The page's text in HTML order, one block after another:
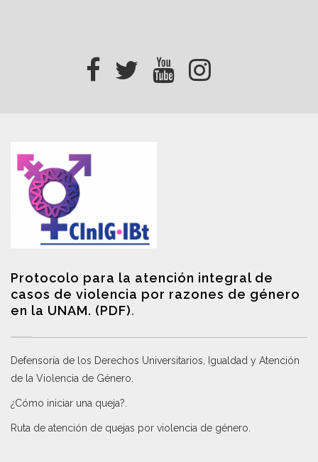
Protocolo para la atención integral de
casos de violencia por razones de género
en la UNAM. (PDF).
Defensoría de los Derechos Universitarios, Igualdad y Atención
de la Violencia de Género
¿Cómo iniciar una queja?
Ruta de atención de quejas por violencia de género